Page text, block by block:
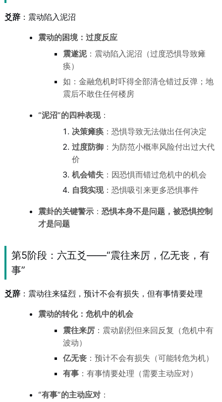
爻辞：震动陷入泥沼
震动的困境：过度反应
震遂泥：震动陷入泥沼（过度恐惧导致瘫
痪）
如：金融危机时吓得全部清仓错过反弹；地
震后不敢住任何楼房
“泥沼”的四种表现：
决策瘫痪：恐惧导致无法做出任何决定
过度防御：为防范小概率风险付出过大代
价
机会错失：因恐惧而错过危机中的机会
自我实现：恐惧吸引来更多恐惧事件
震卦的关键警示： 恐惧本身不是问题，被恐惧控制
才是问题
第5阶段：六五爻——“震往来厉，亿无丧，有
事”
爻辞：震动往来猛烈，预计不会有损失，但有事情要处理
震动的转化：危机中的机会
震往来厉：震动剧烈但来回反复（危机中有
波动）
亿无丧：预计不会有损失（可能转危为机）
有事：有事情要处理（需要主动应对）
“有事”的主动应对：